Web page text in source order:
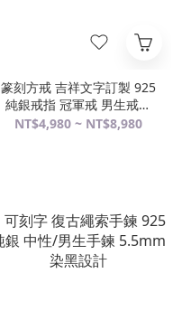
篆刻方戒 吉祥文字訂製 925
純銀戒指 冠軍戒 男生戒指
印章戒指
NT$4,980 ~ NT$8,980